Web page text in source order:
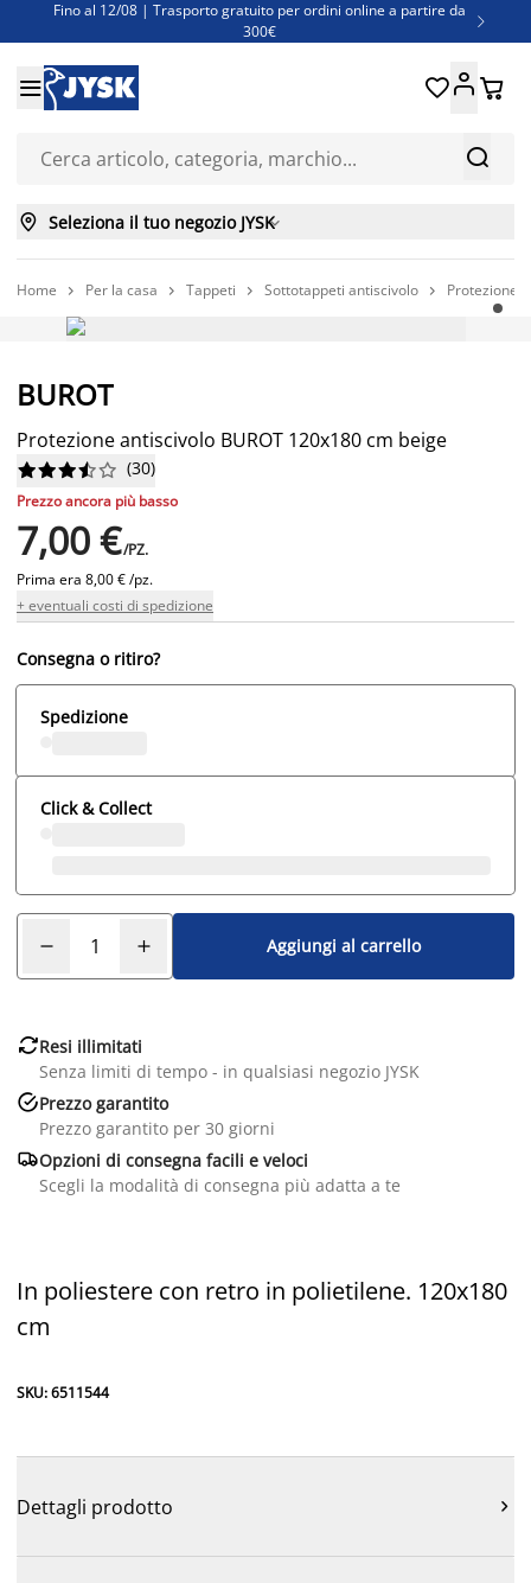
Fino al 12/08 | Trasporto gratuito per ordini online a partire da
300€

Super offerte d'estate | Oltre 1.500 articoli fino al 70%
Finanziamenti - Scegli il piano di rimborso più adatto a te


 
 Seleziona il tuo negozio JYSK
Home  Per la casa  Tappeti  Sottotappeti antiscivolo  Protezione
BUROT
Protezione antiscivolo BUROT 120x180 cm beige





 (30)
Prezzo ancora più basso
7,00 €/PZ.
Prima era 8,00 € /pz.
+ eventuali costi di spedizione
Consegna o ritiro?
Spedizione
Click & Collect
Aggiungi al carrello
Resi illimitati
Senza limiti di tempo - in qualsiasi negozio JYSK
Prezzo garantito
Prezzo garantito per 30 giorni
Opzioni di consegna facili e veloci
Scegli la modalità di consegna più adatta a te
In poliestere con retro in polietilene. 120x180
cm
SKU: 6511544
Dettagli prodotto 